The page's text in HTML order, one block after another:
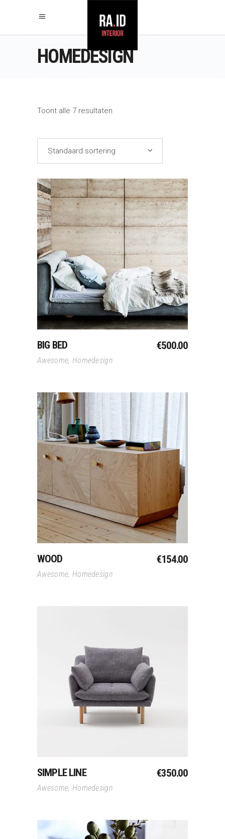
HOMEDESIGN
Toont alle 7 resultaten
Standaard sortering
Winkelwagen
BIG BED €500.00
Awesome, Homedesign
Toevoegen Aan
Winkelwagen
WOOD €154.00
Awesome, Homedesign
Toevoegen Aan
Winkelwagen
SIMPLE LINE €350.00
Awesome, Homedesign